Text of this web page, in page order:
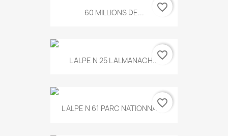
60 MILLIONS DE... favorite_border
L ALPE N 25 L ALMANACH...favorite_border
L ALPE N 61 PARC NATIONNAL...
favorite_border